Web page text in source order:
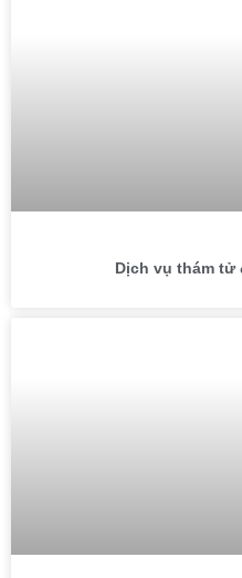
Dịch vụ thám tử